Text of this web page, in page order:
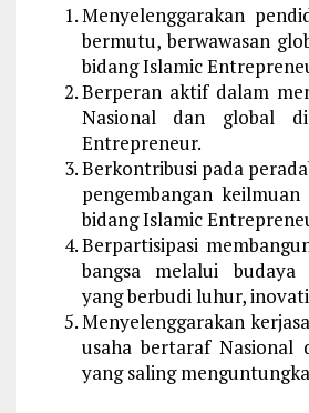
Menyelenggarakan
bermutu, berwawasan
bidang Islamic
Berperan aktif dalam
Nasional dan global
Entrepreneur.
Berkontribusi pada
pengembangan
bidang Islamic
Berpartisipasi
bangsa melalui budaya
yang berbudi luhur,
Menyelenggarakan
usaha bertaraf Nasional
yang saling